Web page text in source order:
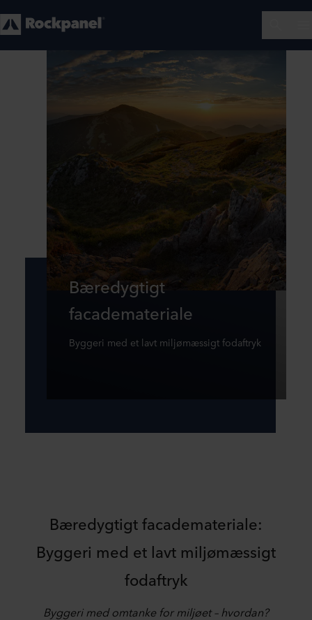
Bæredygtigt
facademateriale
Byggeri med et lavt miljømæssigt fodaftryk
Bæredygtigt facademateriale:
Byggeri med et lavt miljømæssigt
fodaftryk
Byggeri med omtanke for miljøet – hvordan?